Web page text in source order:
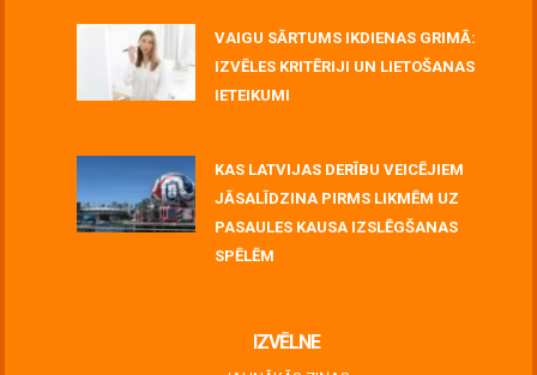
VAIGU SĀRTUMS IKDIENAS GRIMĀ:
IZVĒLES KRITĒRIJI UN LIETOŠANAS
IETEIKUMI
KAS LATVIJAS DERĪBU VEICĒJIEM
JĀSALĪDZINA PIRMS LIKMĒM UZ
PASAULES KAUSA IZSLĒGŠANAS
SPĒLĒM
IZVĒLNE